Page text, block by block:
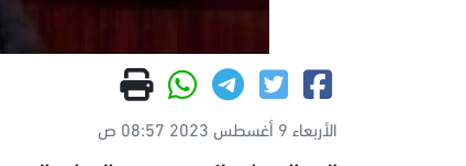
الأربعاء 9 أغسطس 2023 08:57 ص